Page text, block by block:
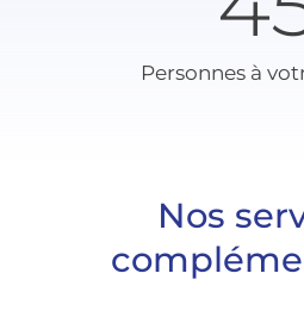
Personnes à
Nos